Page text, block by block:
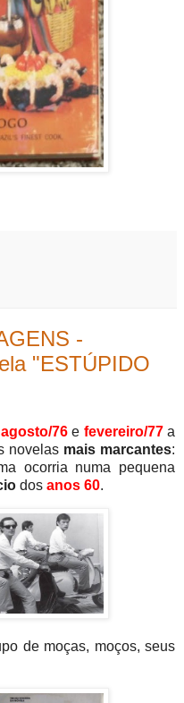
-
"ESTÚPIDO
agosto/76e fevereiro/77a
novelas mais marcantes:
ocorria numa pequena
dos anos 60.
de moças, moços, seus